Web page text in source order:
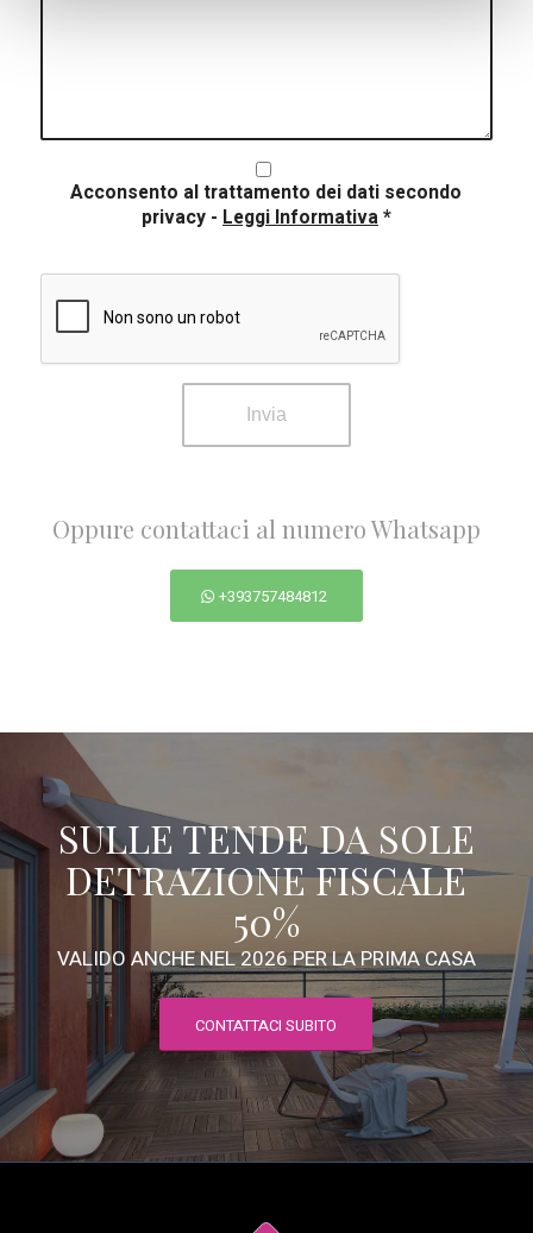
Acconsento al trattamento dei dati secondo
privacy - Leggi Informativa*
Oppure contattaci al numero Whatsapp
+393757484812
SULLE TENDE DA SOLE
DETRAZIONE FISCALE
50%
VALIDO ANCHE NEL 2026 PER LA PRIMA CASA
CONTATTACI SUBITO